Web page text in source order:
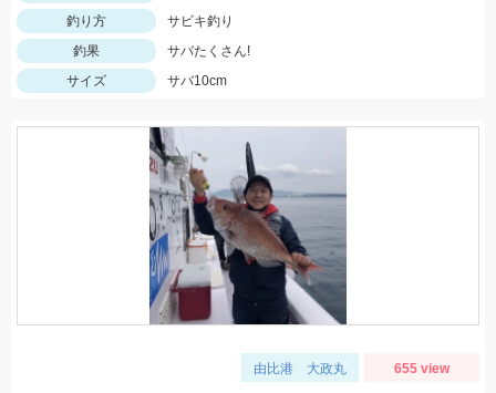
釣り方
サビキ釣り
釣果
サバたくさん!
サイズ
サバ10cm
由比港 大政丸 655 view